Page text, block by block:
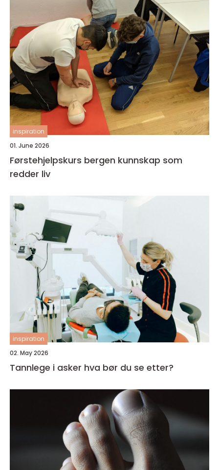
inspiration
01. June 2026
Førstehjelpskurs bergen kunnskap som
redder liv
inspiration
02. May 2026
Tannlege i asker hva bør du se etter?